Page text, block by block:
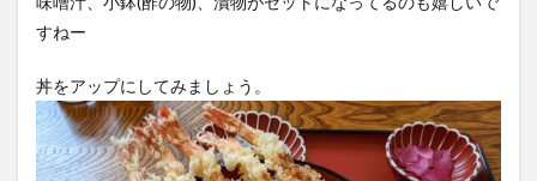
すねー
丼をアップにしてみましょう。